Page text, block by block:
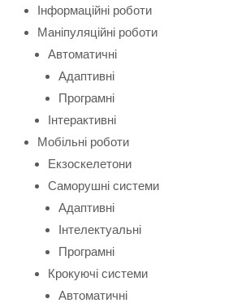
Інформаційні роботи
Маніпуляційні роботи
Автоматичні
Адаптивні
Програмні
Інтерактивні
Мобільні роботи
Екзоскелетони
Саморушні системи
Адаптивні
Інтелектуальні
Програмні
Крокуючі системи
Автоматичні